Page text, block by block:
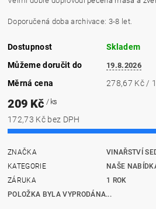
Doporučená dobaarchivace: 3-8 let.
Dostupnost
Skladem
Můžeme doručit do
19.8.2026
Měrná cena 278,67 Kč / 1 l
209 Kč / ks
172,73 Kč bez DPH
ZNAČKA
VINAŘSTVÍ
KATEGORIE
NAŠE
ZÁRUKA
1 ROK
POLOŽKA BYLA VYPRODÁNA...